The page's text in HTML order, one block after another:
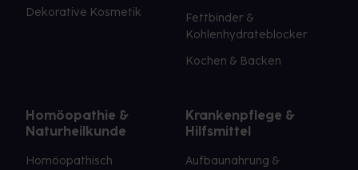
Dekorative Kosmetik
Fettbinder &
Kohlenhydrateblocker
Kochen & Backen
Homöopathie &
Naturheilkunde
Homöopathisch
Krankenpflege &
Hilfsmittel
Aufbaunahrung &